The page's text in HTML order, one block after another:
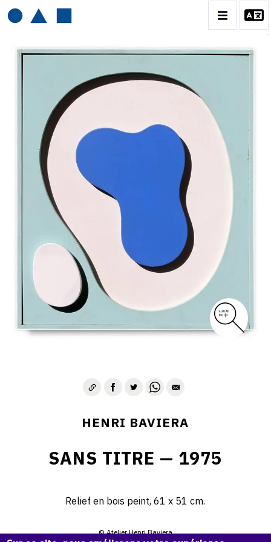
BIOGRAPHIE
CATALOGUE DES OEUVRES
TOME 1: PEINTURES ET RELIEFS
TOME 2 : GRAVURES
HENRI BAVIERA
SANS TITRE — 1975
Relief en bois peint, 61 x 51 cm.
© Atelier Henri Baviera